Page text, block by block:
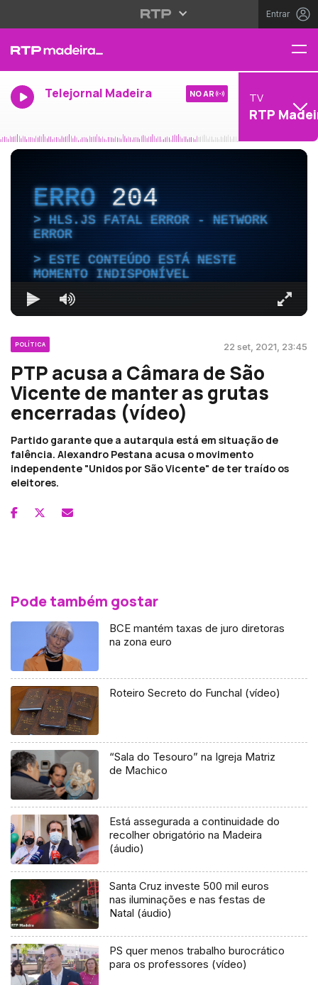
Entrar
Telejornal Madeira NO AR TV
RTP
ERRO204
HLS.JS FATAL ERROR - NETWORK
ERROR
ESTE CONTEÚDO ESTÁ NESTE
MOMENTO INDISPONÍVEL
POLÍTICA 22 set, 2021, 23:45
PTP acusa a Câmara de São
Vicente de manter as grutas
encerradas (vídeo)
Partido garante que a autarquia está em situação de
falência. Alexandro Pestana acusa o movimento
independente "Unidos por São Vicente" de ter traído os
eleitores.
Pode também gostar
BCE mantém taxas de juro diretoras
na zona euro
Roteiro Secreto do Funchal (vídeo)
“Sala do Tesouro” na Igreja Matriz
de Machico
Está assegurada a continuidade do
recolher obrigatório na Madeira
(áudio)
Santa Cruz investe 500 mil euros
nas iluminações e nas festas de
Natal (áudio)
PS quer menos trabalho burocrático
para os professores (vídeo)